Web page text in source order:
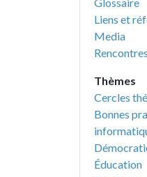
Liens et références
Rencontres
Cercles thématiques
Bonnes pratiques
informatiques
Démocratie
Éducation